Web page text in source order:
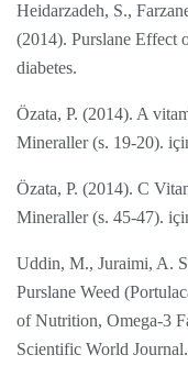
Heidarzadeh, S.,
(2014). Purslane Effect
diabetes.
Özata, P. (2014). A
Mineraller (s. 19-20).
Özata, P. (2014). C
Mineraller (s. 45-47).
Uddin, M., Juraimi, A.
Purslane Weed
of Nutrition, Omega-3
Scientific World Journal.